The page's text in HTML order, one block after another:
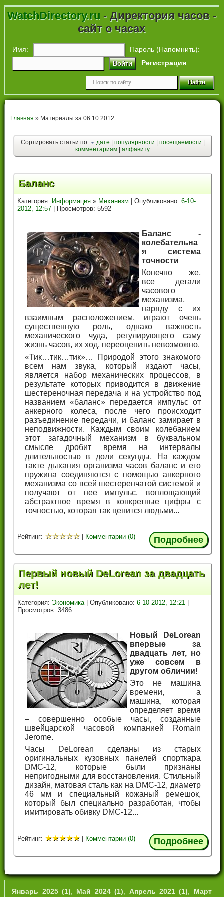
WatchDirectory.ru- Директория часов -
сайт о часах
Имя: Пароль (Напомнить):
Войти Регистрация
Главная » Материалы за 06.10.2012
Сортировать статьи по: дате| популярности посещаемости
комментариям |алфавиту
Баланс
Категория: Информация » Механизм | Опубликовано:6-10-
2012, 12:57 | Просмотров: 5592
Баланс -
колебательна
я система
точности
Конечно же,
все детали
часового
механизма,
наряду с их
взаимным расположением, играют очень
существенную роль, однако важность
механического чуда, регулирующего саму
жизнь часов, их ход, переоценить невозможно.
«Тик…тик…тик»… Природой этого знакомого
всем нам звука, который издают часы,
является набор механических процессов, в
результате которых приводится в движение
шестереночная передача и на устройство под
названием «баланс» передается импульс от
анкерного колеса, после чего происходит
разъединение передачи, и баланс замирает в
неподвижности. Каждым своим колебанием
этот загадочный механизм в буквальном
смысле дробит время на интервалы
длительностью в доли секунды. На каждом
такте дыхания организма часов баланс и его
пружина соединяются с помощью анкерного
механизма со всей шестеренчатой системой и
получают от нее импульс, воплощающий
абстрактное время в конкретные цифры с
точностью, которая так ценится людьми...
Рейтинг: ☆☆☆☆☆ Комментарии (0) Подробнее
Первый новый DeLorean за двадцать
лет!
Категория: Экономика | Опубликовано:6-10-2012, 12:21 |
Просмотров: 3486
Новый DeLorean
впервые за
двадцать лет, но
уже совсем в
другом обличии!
Это не машина
времени, а
машина, которая
определяет время
– совершенно особые часы, созданные
швейцарской часовой компанией Romain
Jerome.
Часы DeLorean сделаны из старых
оригинальных кузовных панелей спорткара
DMC-12, которые были признаны
непригодными для восстановления. Стильный
дизайн, матовая сталь как на DMC-12, диаметр
46 мм и специальный кожаный ремешок,
который был специально разработан, чтобы
имитировать обивку DMC-12...
Рейтинг: ★★★★★ | Комментарии (0) Подробнее
Январь 2025 (1) Май 2024 (1) Апрель 2021 (1)
Март